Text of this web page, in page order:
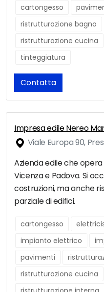
cartongesso
ristrutturazione bagno
ristrutturazione cucina
tinteggiatura
Contatta
Impresa edile Nereo
Viale Europa 90,
Azienda edile che opera
Vicenza e Padova. Si
costruzioni, ma anche
parziale di edifici.
cartongesso
impianto elettrico
pavimenti
ristrutturazione cucina